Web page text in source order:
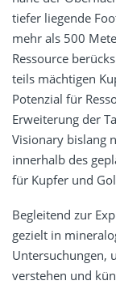
tiefer liegende
mehr als 500
Ressource
teils mächtigen
Potenzial für
Erweiterung der
Visionary bislang
innerhalb des
für Kupfer und
Begleitend zur
gezielt in
Untersuchungen,
verstehen und